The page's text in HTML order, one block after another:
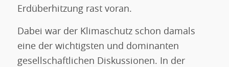
Erdüberhitzung rast voran.
Dabei war der Klimaschutz schon damals
eine der wichtigsten und dominanten
gesellschaftlichen Diskussionen. In der